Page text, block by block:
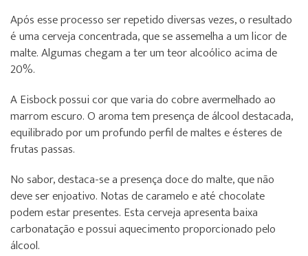
Após esse processo ser repetido diversas vezes, o resultado
é uma cerveja concentrada, que se assemelha a um licor de
malte. Algumas chegam a ter um teor alcoólico acima de
20%.
A Eisbock possui cor que varia do cobre avermelhado ao
marrom escuro. O aroma tem presença de álcool destacada,
equilibrado por um profundo perfil de maltes e ésteres de
frutas passas.
No sabor, destaca-se a presença doce do malte, que não
deve ser enjoativo. Notas de caramelo e até chocolate
podem estar presentes. Esta cerveja apresenta baixa
carbonatação e possui aquecimento proporcionado pelo
álcool.